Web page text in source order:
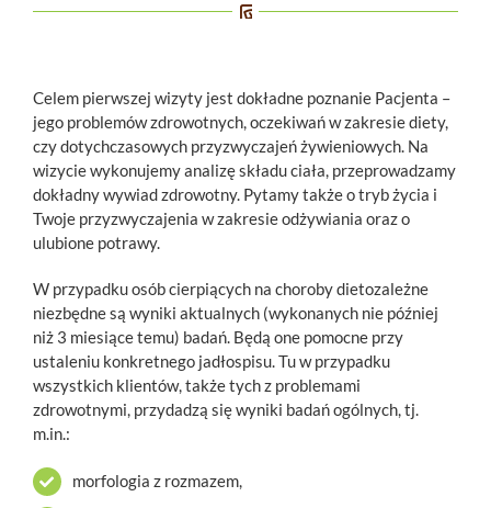
Celem pierwszej wizyty jest dokładne poznanie Pacjenta –
jego problemów zdrowotnych, oczekiwań w zakresie diety,
czy dotychczasowych przyzwyczajeń żywieniowych. Na
wizycie wykonujemy analizę składu ciała, przeprowadzamy
dokładny wywiad zdrowotny. Pytamy także o tryb życia i
Twoje przyzwyczajenia w zakresie odżywiania oraz o
ulubione potrawy.
W przypadku osób cierpiących na choroby dietozależne
niezbędne są wyniki aktualnych (wykonanych nie później
niż 3 miesiące temu) badań. Będą one pomocne przy
ustaleniu konkretnego jadłospisu. Tu w przypadku
wszystkich klientów, także tych z problemami
zdrowotnymi, przydadzą się wyniki badań ogólnych, tj.
m.in.:
morfologia z rozmazem,